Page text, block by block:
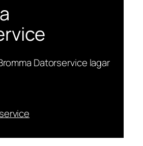
Datorservice lagar